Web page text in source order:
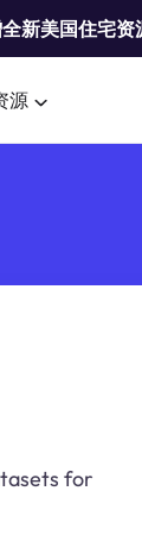
新美国住宅资
源
for